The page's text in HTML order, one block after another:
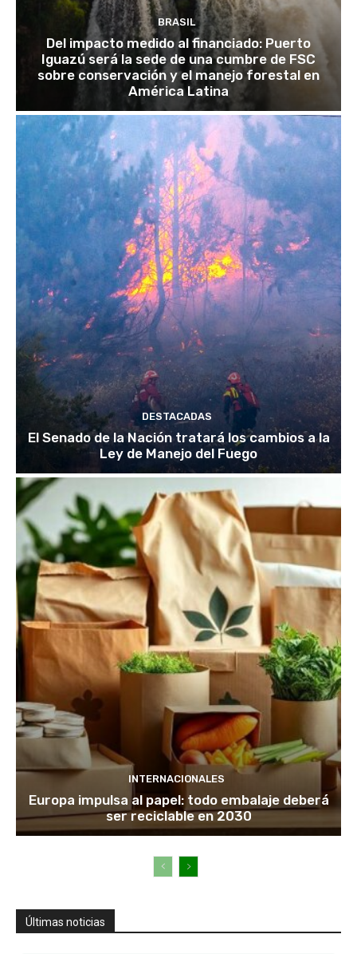
BRASIL
Del impacto medido al financiado: Puerto
Iguazú será la sede de una cumbre de FSC
sobre conservación y el manejo forestal en
América Latina
DESTACADAS
El Senado de la Nación tratará los cambios a la
Ley de Manejo del Fuego
INTERNACIONALES
Europa impulsa al papel: todo embalaje deberá
ser reciclable en 2030
Últimas noticias